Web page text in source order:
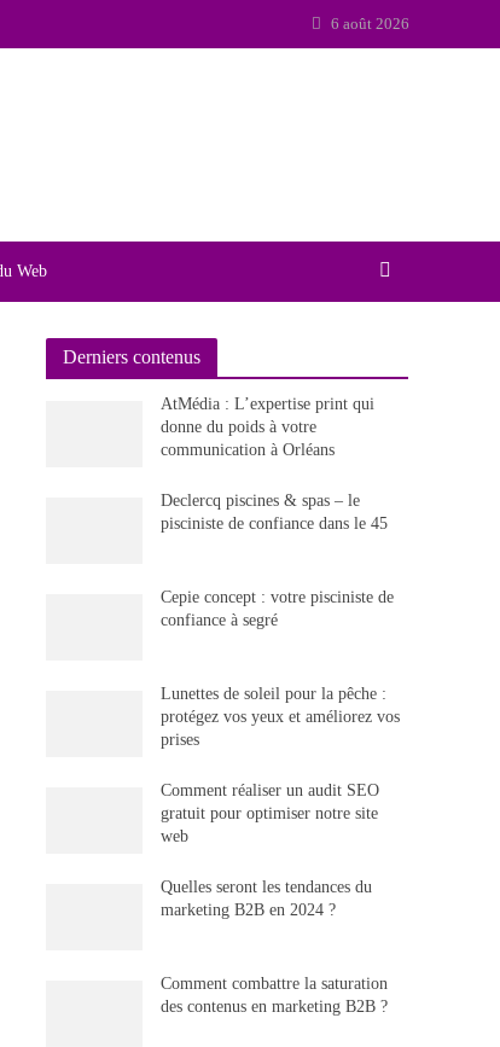
6 août 2026
Web
Derniers contenus
AtMédia : L’expertise print qui
donne du poids à votre
communication à Orléans
Declercq piscines & spas – le
pisciniste de confiance dans le 45
Cepie concept : votre pisciniste de
confiance à segré
Lunettes de soleil pour la pêche :
protégez vos yeux et améliorez vos
prises
Comment réaliser un audit SEO
gratuit pour optimiser notre site
web
Quelles seront les tendances du
marketing B2B en 2024 ?
Comment combattre la saturation
des contenus en marketing B2B ?